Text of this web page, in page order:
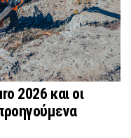
2026 και οι